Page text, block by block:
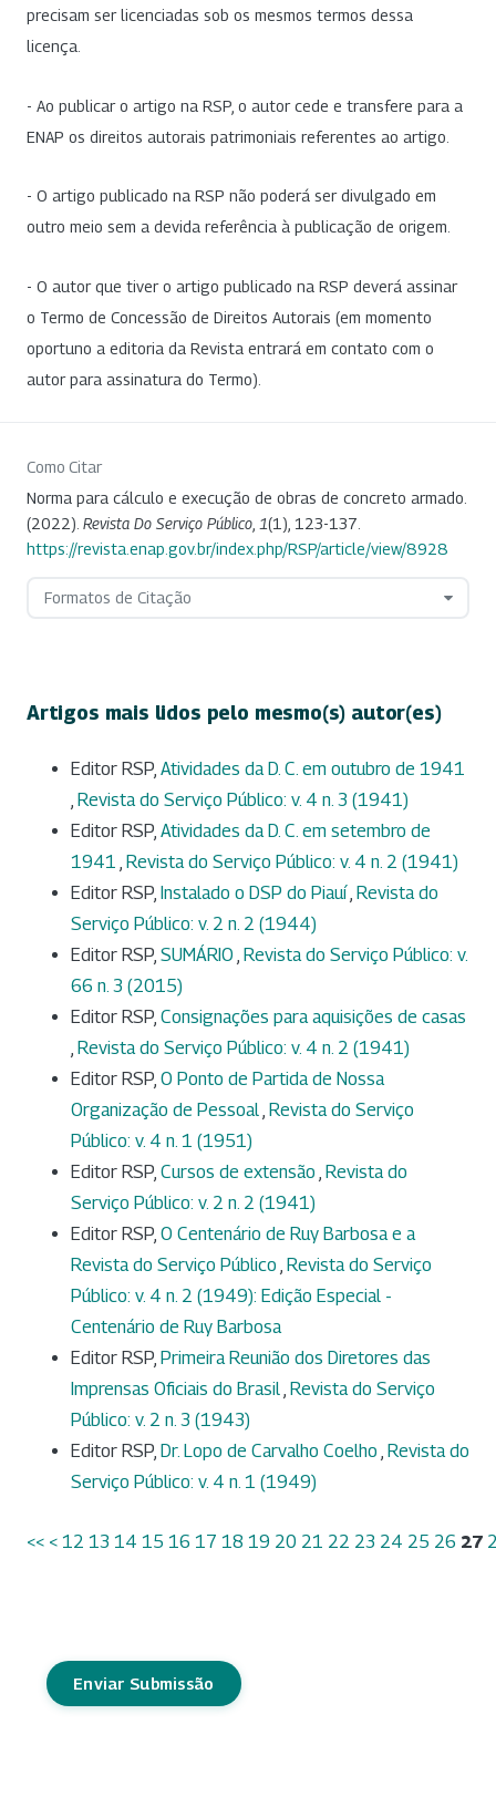
precisam ser licenciadas sob os mesmos termos dessa
licença.
- Ao publicar o artigo na RSP, o autor cede e transfere para a
ENAP os direitos autorais patrimoniais referentes ao artigo.
- O artigo publicado na RSP não poderá ser divulgado em
outro meio sem a devida referência à publicação de origem.
- O autor que tiver o artigo publicado na RSP deverá assinar
o Termo de Concessão de Direitos Autorais (em momento
oportuno a editoria da Revista entrará em contato com o
autor para assinatura do Termo).
Como Citar
Norma para cálculo e execução de obras de concreto armado.
(2022). Revista Do Serviço Público 1(1), 123-137.
https://revista.enap.gov.br/index.php/RSP/article/view/8928
Formatos de Citação
Artigos mais lidos pelo mesmo(s) autor(es)
Editor RSP, Atividades da D. C. em outubro de 1941
, Revista do Serviço Público: v. 4 n. 3 (1941)
Editor RSP, Atividades da D. C. em setembro de
1941 , Revista do Serviço Público: v. 4 n. 2 (1941)
Editor RSP, Instalado o DSP do Piauí, Revista do
Serviço Público: v. 2 n. 2 (1944)
Editor RSP, SUMÁRIO , Revista do Serviço Público: v.
66 n. 3 (2015)
Editor RSP, Consignações para aquisições de casas
, Revista do Serviço Público: v. 4 n. 2 (1941)
Editor RSP, O Ponto de Partida de Nossa
Organização de Pessoal, Revista do Serviço
Público: v. 4 n. 1 (1951)
Editor RSP, Cursos de extensão , Revista do
Serviço Público: v. 2 n. 2 (1941)
Editor RSP, O Centenário de Ruy Barbosa e a
Revista do Serviço Público , Revista do Serviço
Público: v. 4 n. 2 (1949): Edição Especial -
Centenário de Ruy Barbosa
Editor RSP, Primeira Reunião dos Diretores das
Imprensas Oficiais do Brasil, Revista do Serviço
Público: v. 2 n. 3 (1943)
Editor RSP, Dr. Lopo de Carvalho Coelho , Revista do
Serviço Público: v. 4 n. 1 (1949)
<< < 12 13 14 15 16 17 18 19 20 21 22 23 24 25 26 27
Enviar Submissão